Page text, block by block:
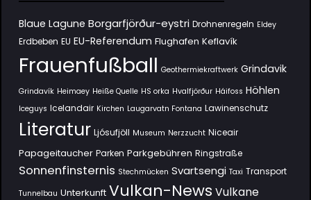
Blaue Lagune Borgarfjörður-eystri Drohnenregeln Eldey
Erdbeben EU EU-Referendum Flughafen Keflavík
Frauenfußball Geothermiekraftwerk Grindavik
Grindavík Heimaey Heiße Quelle HS orka Hvalfjörður Háifoss Höhlen
Iceguys Icelandair Kirchen Laugarvatn Fontana Lawinenschutz
Literatur Ljósufjöll Museum Nerzzucht Niceair
Papageitaucher Parken Parkgebühren Ringstraße
Sonnenfinsternis Stechmücken Svartsengi Taxi Transport
Tunnelbau Unterkunft Vulkan-News Vulkane